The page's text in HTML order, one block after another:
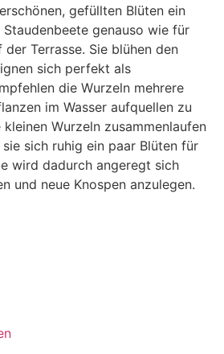
gefüllten Blüten ein
genauso wie für
Terrasse. Sie blühen den
sich perfekt als
die Wurzeln mehrere
im Wasser aufquellen zu
Wurzeln zusammenlaufen
sich ruhig ein paar Blüten für
wird dadurch angeregt sich
und neue Knospen anzulegen.